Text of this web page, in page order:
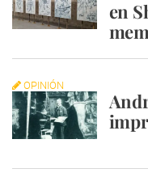
en
OPINIÓN